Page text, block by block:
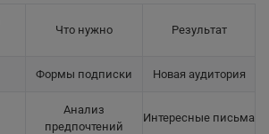
Что нужно Результат
Формы подписки Новая аудитория
Анализ
предпочтений
Интересные письма